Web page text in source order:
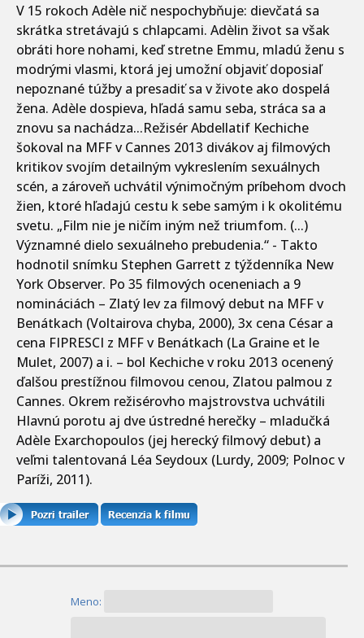
V 15 rokoch Adèle nič nespochybňuje: dievčatá sa
skrátka stretávajú s chlapcami. Adèlin život sa však
obráti hore nohami, keď stretne Emmu, mladú ženu s
modrými vlasmi, ktorá jej umožní objaviť doposiaľ
nepoznané túžby a presadiť sa v živote ako dospelá
žena. Adèle dospieva, hľadá samu seba, stráca sa a
znovu sa nachádza...Režisér Abdellatif Kechiche
šokoval na MFF v Cannes 2013 divákov aj filmových
kritikov svojím detailným vykreslením sexuálnych
scén, a zároveň uchvátil výnimočným príbehom dvoch
žien, ktoré hľadajú cestu k sebe samým i k okolitému
svetu. „Film nie je ničím iným než triumfom. (...)
Významné dielo sexuálneho prebudenia.“ - Takto
hodnotil snímku Stephen Garrett z týždenníka New
York Observer. Po 35 filmových oceneniach a 9
nomináciách – Zlatý lev za filmový debut na MFF v
Benátkach (Voltairova chyba, 2000), 3x cena César a
cena FIPRESCI z MFF v Benátkach (La Graine et le
Mulet, 2007) a i. – bol Kechiche v roku 2013 ocenený
ďalšou prestížnou filmovou cenou, Zlatou palmou z
Cannes. Okrem režisérovho majstrovstva uchvátili
Hlavnú porotu aj dve ústredné herečky – mladučká
Adèle Exarchopoulos (jej herecký filmový debut) a
veľmi talentovaná Léa Seydoux (Lurdy, 2009; Polnoc v
Paríži, 2011).
Meno: